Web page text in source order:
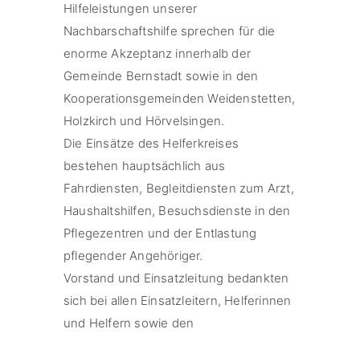
Hilfeleistungen unserer
Nachbarschaftshilfe sprechen für die
enorme Akzeptanz innerhalb der
Gemeinde Bernstadt sowie in den
Kooperationsgemeinden Weidenstetten,
Holzkirch und Hörvelsingen.
Die Einsätze des Helferkreises
bestehen hauptsächlich aus
Fahrdiensten, Begleitdiensten zum Arzt,
Haushaltshilfen, Besuchsdienste in den
Pflegezentren und der Entlastung
pflegender Angehöriger.
Vorstand und Einsatzleitung bedankten
sich bei allen Einsatzleitern, Helferinnen
und Helfern sowie den